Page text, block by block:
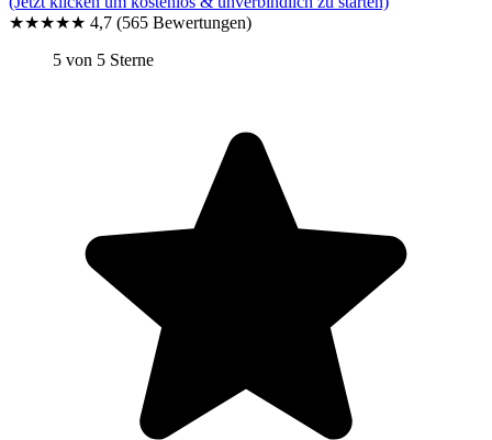
★★★★★ 4,7 (565 Bewertungen)
5 von 5 Sterne